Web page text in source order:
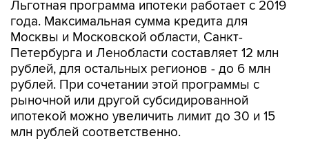
Москвы и Московской области, Санкт-
Петербурга и Ленобласти составляет 12 млн
рублей, для остальных регионов - до 6 млн
рублей. При сочетании этой программы с
рыночной или другой субсидированной
ипотекой можно увеличить лимит до 30 и 15
млн рублей соответственно.
С начала действия программы "Льготная